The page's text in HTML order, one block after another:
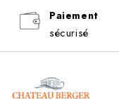
Paiement
sécurisé